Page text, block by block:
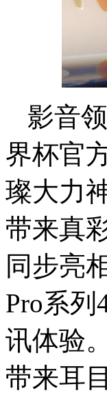
影音
界杯官
璨大力
带来真
同步亮
Pro系
讯体验
带来耳